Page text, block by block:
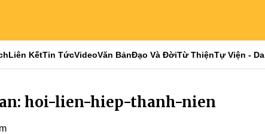
Liên KếtTin TứcVideoVăn BảnĐạo Và ĐờiTừ ThiệnTự Viện -
hoi-lien-hiep-thanh-nien